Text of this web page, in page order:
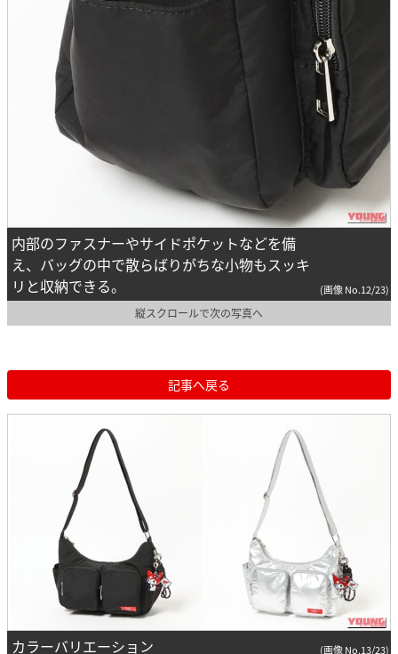
内部のファスナーやサイドポケットなどを備
え、バッグの中で散らばりがちな小物もスッキ
リと収納できる。
(画像 No.12/23)
縦スクロールで次の写真へ
記事へ戻る
カラーバリエーション (画像 No.13/23)